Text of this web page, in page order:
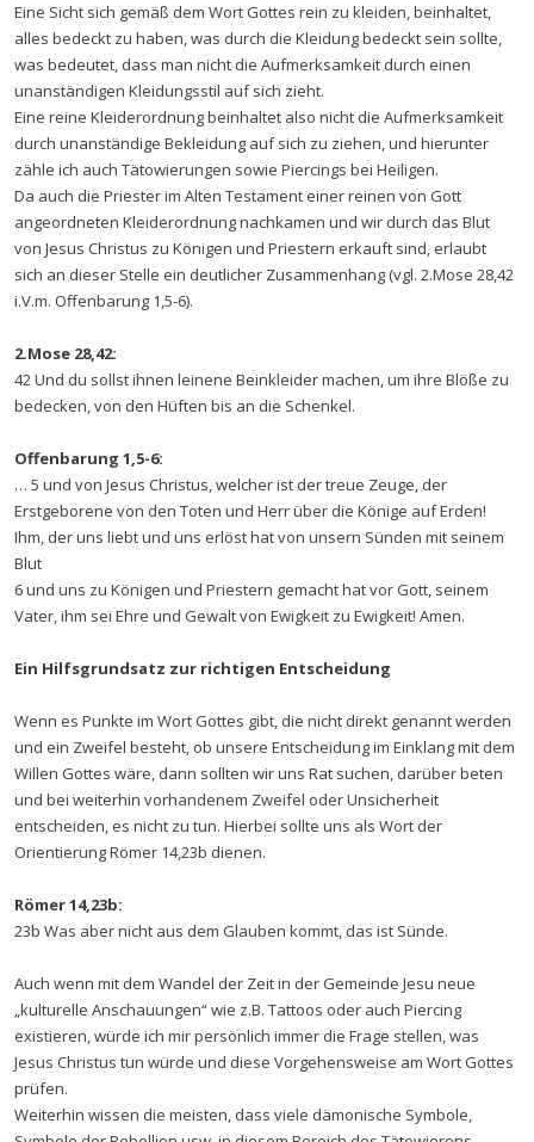
Eine Sicht sich gemäß dem Wort Gottes rein zu kleiden, beinhaltet,
alles bedeckt zu haben, was durch die Kleidung bedeckt sein sollte,
was bedeutet, dass man nicht die Aufmerksamkeit durch einen
unanständigen Kleidungsstil auf sich zieht.
Eine reine Kleiderordnung beinhaltet also nicht die Aufmerksamkeit
durch unanständige Bekleidung auf sich zu ziehen, und hierunter
zähle ich auch Tätowierungen sowie Piercings bei Heiligen.
Da auch die Priester im Alten Testament einer reinen von Gott
angeordneten Kleiderordnung nachkamen und wir durch das Blut
von Jesus Christus zu Königen und Priestern erkauft sind, erlaubt
sich an dieser Stelle ein deutlicher Zusammenhang (vgl. 2.Mose 28,42
i.V.m. Offenbarung 1,5-6).
2.Mose 28,42:
42 Und du sollst ihnen leinene Beinkleider machen, um ihre Blöße zu
bedecken, von den Hüften bis an die Schenkel.
Offenbarung 1,5-6:
… 5 und von Jesus Christus, welcher ist der treue Zeuge, der
Erstgeborene von den Toten und Herr über die Könige auf Erden!
Ihm, der uns liebt und uns erlöst hat von unsern Sünden mit seinem
Blut
6 und uns zu Königen und Priestern gemacht hat vor Gott, seinem
Vater, ihm sei Ehre und Gewalt von Ewigkeit zu Ewigkeit! Amen.
Ein Hilfsgrundsatz zur richtigen Entscheidung
Wenn es Punkte im Wort Gottes gibt, die nicht direkt genannt werden
und ein Zweifel besteht, ob unsere Entscheidung im Einklang mit dem
Willen Gottes wäre, dann sollten wir uns Rat suchen, darüber beten
und bei weiterhin vorhandenem Zweifel oder Unsicherheit
entscheiden, es nicht zu tun. Hierbei sollte uns als Wort der
Orientierung Römer 14,23b dienen.
Römer 14,23b:
23b Was aber nicht aus dem Glauben kommt, das ist Sünde.
Auch wenn mit dem Wandel der Zeit in der Gemeinde Jesu neue
„kulturelle Anschauungen“ wie z.B. Tattoos oder auch Piercing
existieren, würde ich mir persönlich immer die Frage stellen, was
Jesus Christus tun würde und diese Vorgehensweise am Wort Gottes
prüfen.
Weiterhin wissen die meisten, dass viele dämonische Symbole,